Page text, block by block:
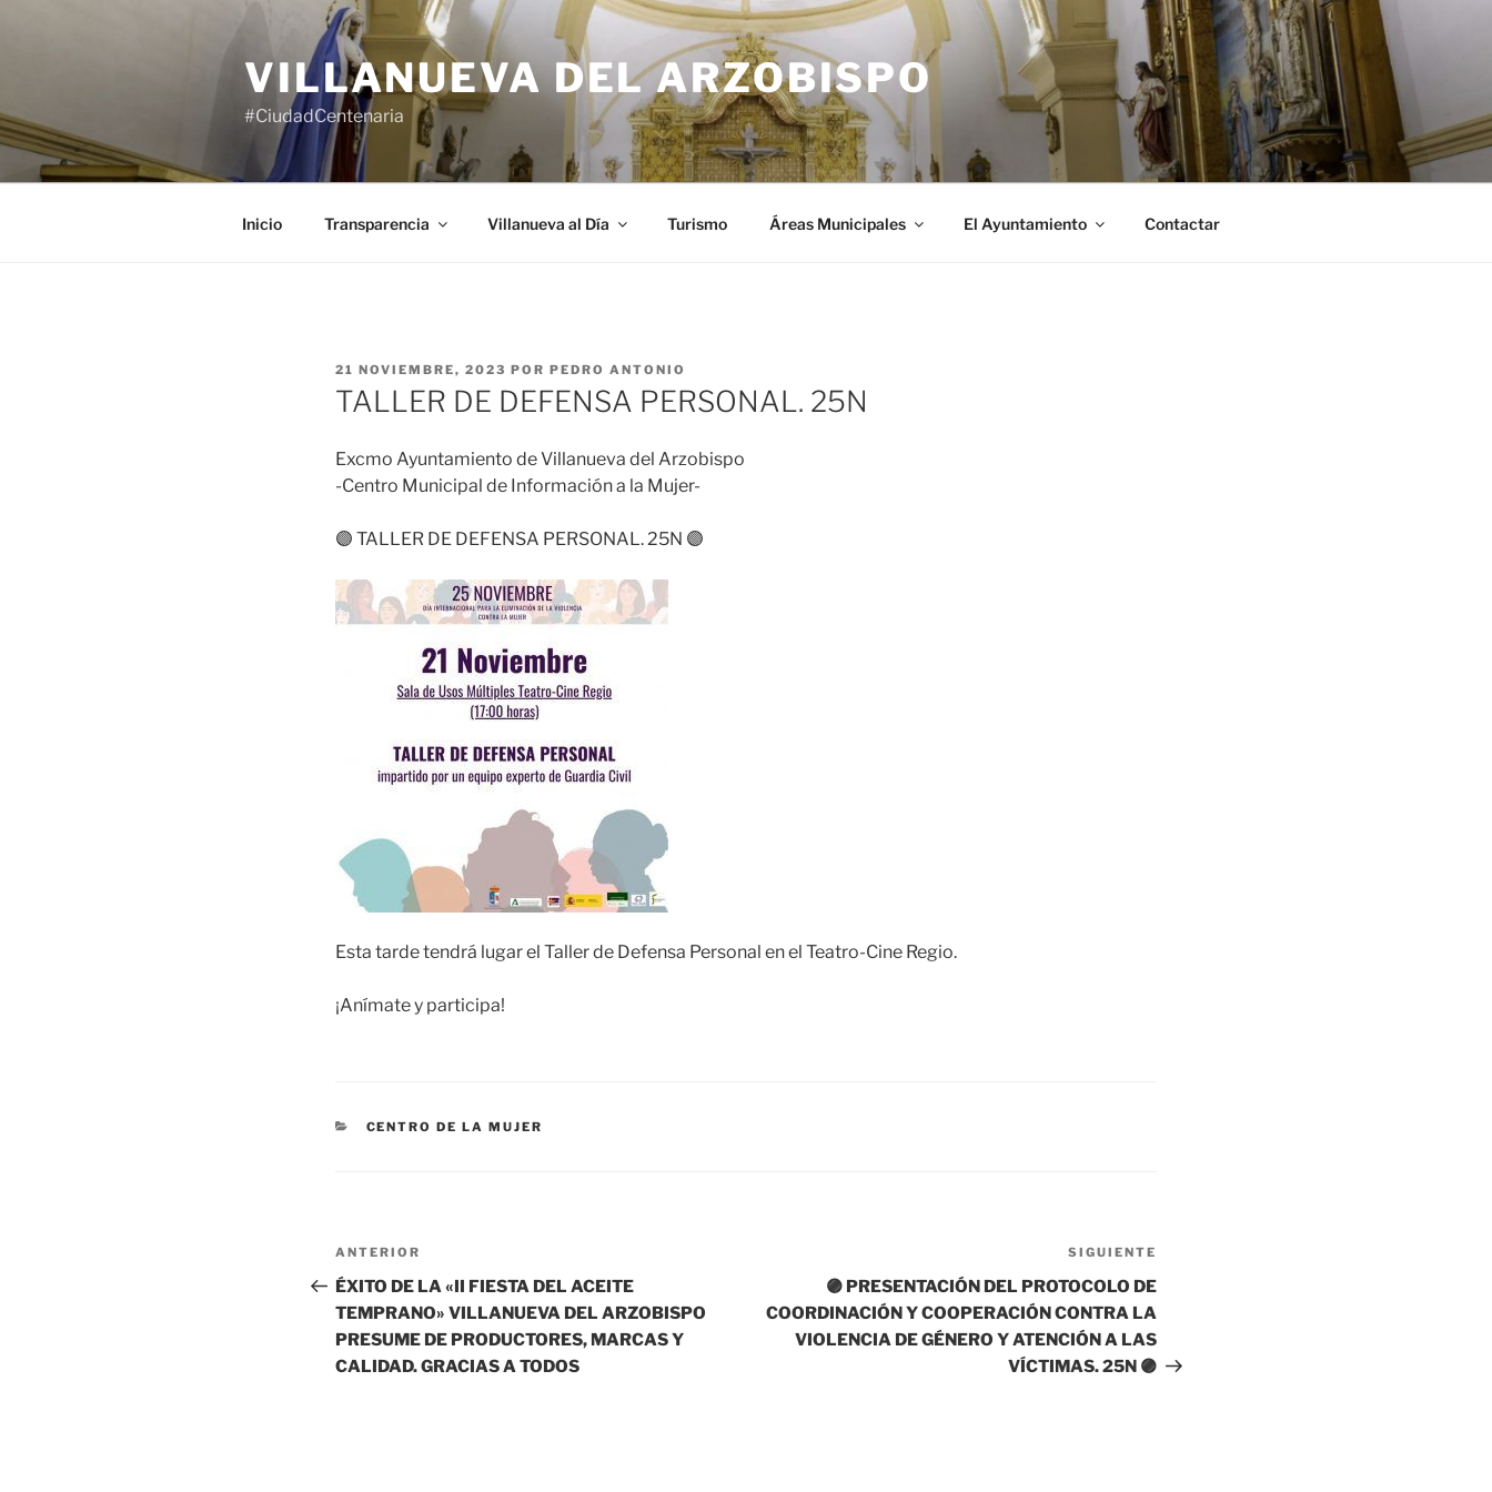
VILLANUEVA DEL ARZOBISPO
#CiudadCentenaria
Inicio Transparencia Villanueva al Día Turismo Áreas Municipales El Ayuntamiento Contactar
PUBLICADO
EL
21 NOVIEMBRE, 2023 POR PEDRO ANTONIO
TALLER DE DEFENSA PERSONAL. 25N
Excmo Ayuntamiento de Villanueva del Arzobispo
-Centro Municipal de Información a la Mujer-
🟣 TALLER DE DEFENSA PERSONAL. 25N 🟣
Esta tarde tendrá lugar el Taller de Defensa Personal en el Teatro-Cine Regio.
¡Anímate y participa!
CATEGORÍAS
CENTRO DE LA MUJER
Navegación
de
entradas
Entrada
anterior:
ANTERIOR
ÉXITO DE LA «II FIESTA DEL ACEITE
TEMPRANO» VILLANUEVA DEL ARZOBISPO
PRESUME DE PRODUCTORES, MARCAS Y
CALIDAD. GRACIAS A TODOS
entrada
SIGUIENTE
🟣 PRESENTACIÓN DEL PROTOCOLO DE
COORDINACIÓN Y COOPERACIÓN CONTRA LA
VIOLENCIA DE GÉNERO Y ATENCIÓN A LAS
VÍCTIMAS. 25N 🟣